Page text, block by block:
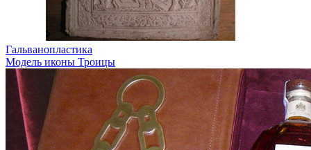
Гальванопластика
Модель иконы Троицы